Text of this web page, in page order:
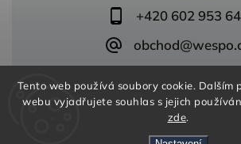
Tento web používá soubory cookie. Dalším
webu vyjadřujete souhlas s jejich
zde.
+420 602 953